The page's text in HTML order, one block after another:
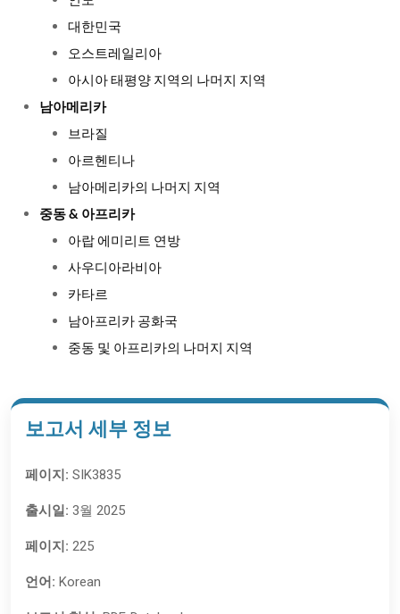
대한민국
오스트레일리아
아시아 태평양 지역의 나머지 지역
남아메리카
브라질
아르헨티나
남아메리카의 나머지 지역
중동 & 아프리카
아랍 에미리트 연방
사우디아라비아
카타르
남아프리카 공화국
중동 및 아프리카의 나머지 지역
보고서 세부 정보
페이지: SIK3835
출시일: 3월 2025
페이지: 225
언어: Korean